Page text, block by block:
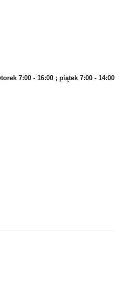
7:00 - 16:00 ; piątek 7:00 - 14:00